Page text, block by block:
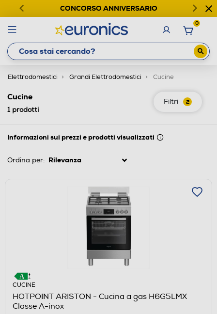
CONCORSO ANNIVERSARIO
0
Elettrodomestici Grandi Elettrodomestici Cucine
Filtri 2
Cucine
1prodotti
Informazioni sui prezzi e prodotti visualizzati
Ordina per:
CUCINE
HOTPOINT ARISTON - Cucina a gas H6G5LMX
Classe A-inox